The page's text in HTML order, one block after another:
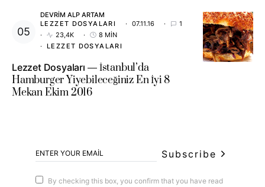
DEVRIM ALP ARTAM
LEZZET DOSYALARI
07.11.16
1
23,4K
8 MIN
LEZZET DOSYALARI
Lezzet Dosyaları
İstanbul’da
Hamburger Yiyebileceğiniz En İyi 8
Mekan Ekim 2016
Subscribe
By checking this box, you confirm that you have read